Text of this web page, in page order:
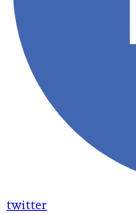
twitter